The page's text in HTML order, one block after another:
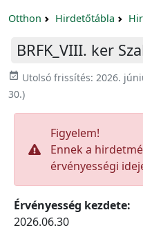
Otthon Hirdetőtábla
BRFK_VIII. ker
event_available Utolsó frissítés: 2026.
30.)
Figyelem!
Ennek a
érvényességi
Érvényesség kezdete:
2026.06.30